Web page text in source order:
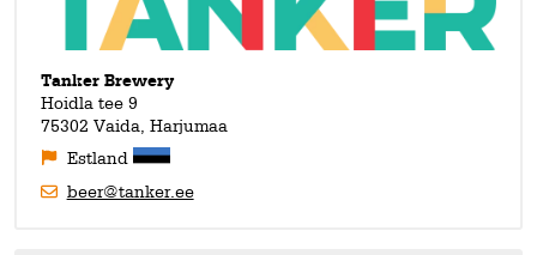
phantastischer Biere wie dem
Father Midnight
machen. Dieses
Russian Imperial Stout entstand mitSakiškių alus, einer
Sauerbiere aufzuspringen, gehen die Brauer von Tanker gerne
dieses Wagnis ein. Wir sind gespannt, was sich Ryan, Ants
Tanker Brewery
Hoidla tee 9
75302 Vaida, Harjumaa
Estland
beer@tanker.ee